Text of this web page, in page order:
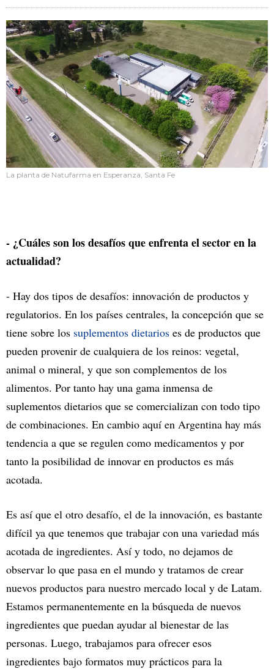
La planta de Natufarma en Esperanza, Santa Fe
- ¿Cuáles son los desafíos que enfrenta el sector en la
actualidad?
- Hay dos tipos de desafíos: innovación de productos y
regulatorios. En los países centrales, la concepción que se
tiene sobre los suplementos dietarios es de productos que
pueden provenir de cualquiera de los reinos: vegetal,
animal o mineral, y que son complementos de los
alimentos. Por tanto hay una gama inmensa de
suplementos dietarios que se comercializan con todo tipo
de combinaciones. En cambio aquí en Argentina hay más
tendencia a que se regulen como medicamentos y por
tanto la posibilidad de innovar en productos es más
acotada.
Es así que el otro desafío, el de la innovación, es bastante
difícil ya que tenemos que trabajar con una variedad más
acotada de ingredientes. Así y todo, no dejamos de
observar lo que pasa en el mundo y tratamos de crear
nuevos productos para nuestro mercado local y de Latam.
Estamos permanentemente en la búsqueda de nuevos
ingredientes que puedan ayudar al bienestar de las
personas. Luego, trabajamos para ofrecer esos
ingredientes bajo formatos muy prácticos para la